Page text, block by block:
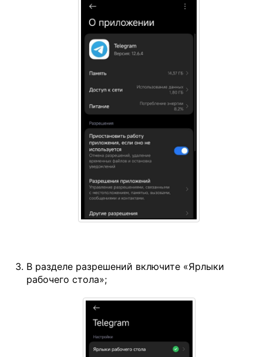
В разделе разрешений включите «Ярлыки
рабочего стола»;